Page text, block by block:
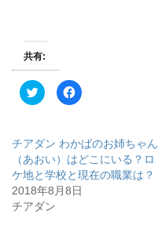
共有:
ク
リ
て
T
w
i
t
t
e
r
で
F
a
o
k
で
共
有
す
チアダン わかばのお姉ちゃん
（あおい）はどこにいる？ロ
ケ地と学校と現在の職業は？
2018年8月8日
チアダン